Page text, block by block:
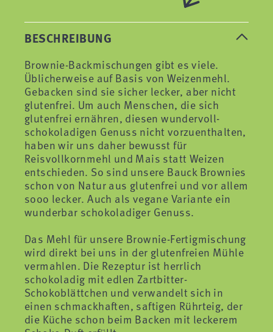
BESCHREIBUNG
Brownie-Backmischungen gibt es viele.
Üblicherweise auf Basis von Weizenmehl.
Gebacken sind sie sicher lecker, aber nicht
glutenfrei. Um auch Menschen, die sich
glutenfrei ernähren, diesen wundervoll-
schokoladigen Genuss nicht vorzuenthalten,
haben wir uns daher bewusst für
Reisvollkornmehl und Mais statt Weizen
entschieden. So sind unsere Bauck Brownies
schon von Natur aus glutenfrei und vor allem
sooo lecker. Auch als vegane Variante ein
wunderbar schokoladiger Genuss.
Das Mehl für unsere Brownie-Fertigmischung
wird direkt bei uns in der glutenfreien Mühle
vermahlen. Die Rezeptur ist herrlich
schokoladig mit edlen Zartbitter-
Schokoblättchen und verwandelt sich in
einen schmackhaften, saftigen Rührteig, der
die Küche schon beim Backen mit leckerem